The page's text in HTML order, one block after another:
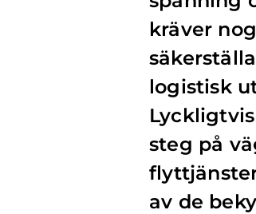
kräver
logistisk
steg på
av de